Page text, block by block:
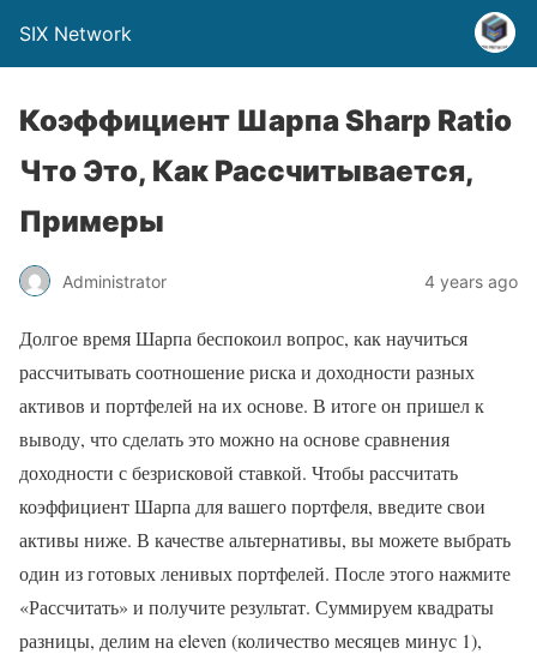
SIX Network
Коэффициент Шарпа Sharp Ratio
Что Это, Как Рассчитывается,
Примеры
Administrator 4 years ago
Долгое время Шарпа беспокоил вопрос, как научиться
рассчитывать соотношение риска и доходности разных
активов и портфелей на их основе. В итоге он пришел к
выводу, что сделать это можно на основе сравнения
доходности с безрисковой ставкой. Чтобы рассчитать
коэффициент Шарпа для вашего портфеля, введите свои
активы ниже. В качестве альтернативы, вы можете выбрать
один из готовых ленивых портфелей. После этого нажмите
«Рассчитать» и получите результат. Суммируем квадраты
разницы, делим на eleven (количество месяцев минус 1),